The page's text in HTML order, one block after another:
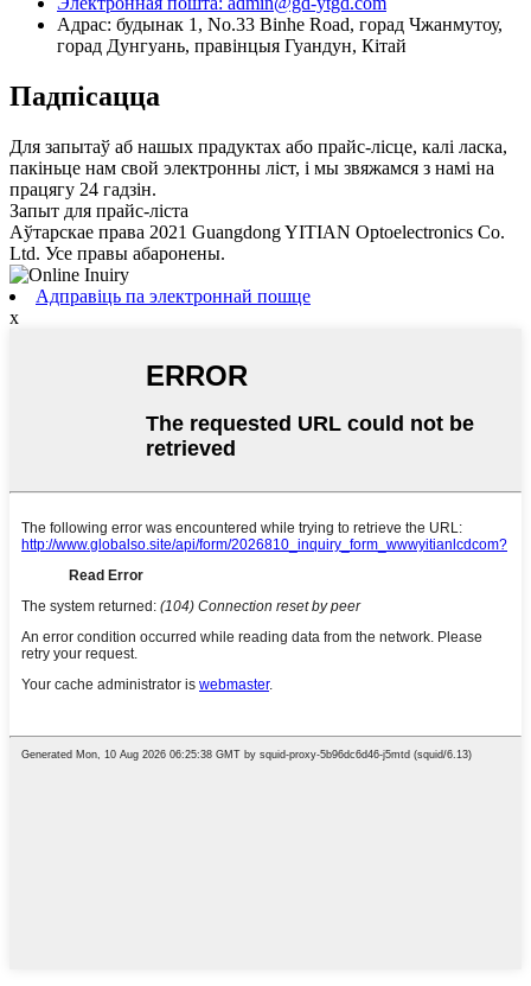
Адрас: будынак 1, No.33 Binhe Road, горад Чжанмутоу,
горад Дунгуань, правінцыя Гуандун, Кітай
Падпісацца
Для запытаў аб нашых прадуктах або прайс-лісце, калі ласка,
пакіньце нам свой электронны ліст, і мы звяжамся з намі на
працягу 24 гадзін.
Запыт для прайс-ліста
Аўтарскае права 2021 Guangdong YITIAN Optoelectronics Co.
Ltd. Усе правы абаронены.
Адправіць па электроннай пошце
x